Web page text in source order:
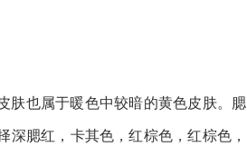
肤也属于暖色中较暗的黄色皮肤。腮
腮红，卡其色，红棕色，红棕色，